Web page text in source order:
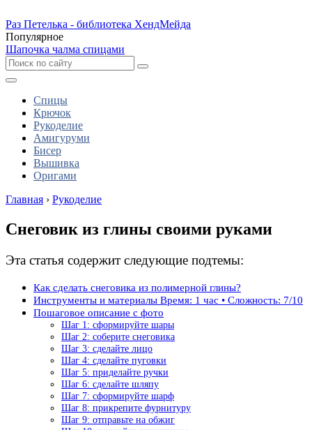
Раз Петелька - библиотека ХендМейда
Популярное
Шапочка чалма спицами
Спицы
Крючок
Рукоделие
Амигуруми
Бисер
Вышивка
Оригами
Главная › Рукоделие
Снеговик из глины своими руками
Эта статья содержит следующие подтемы:
Как сделать снеговика из полимерной глины?
Инструменты и материалы Время: 1 час • Сложность: 7/10
Пошаговое описание с фото
Шаг 1: сформируйте шары
Шаг 2: соберите снеговика
Шаг 3: сделайте лицо
Шаг 4: сделайте пуговки
Шаг 5: приделайте ручки
Шаг 6: сделайте шляпу
Шаг 7: сформируйте шарф
Шаг 8: прикрепите фурнитуру
Шаг 9: отправьте на обжиг